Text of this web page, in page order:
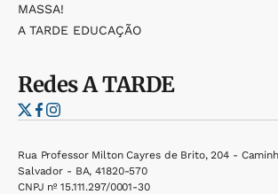
MASSA!
A TARDE EDUCAÇÃO
RedesA TARDE
Rua Professor Milton Cayres de Brito, 204 -
Salvador - BA, 41820-570
CNPJ nº 15.111.297/0001-30